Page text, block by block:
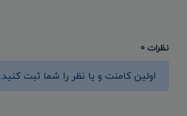
نظرات 0
اولین کامنت و یا نظر را شما ثبت کنید.